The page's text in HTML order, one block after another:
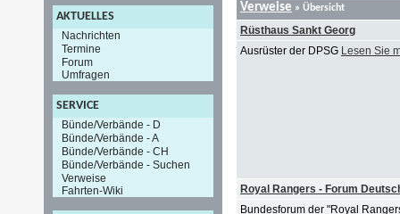
AKTUELLES
Nachrichten
Termine
Forum
Umfragen
SERVICE
Bünde/Verbände - D
Bünde/Verbände - A
Bünde/Verbände - CH
Bünde/Verbände - Suchen
Verweise
Fahrten-Wiki
Verweise » Übersicht
Rüsthaus Sankt Georg
Ausrüster der DPSG Lesen Sie
Royal Rangers - Forum
Bundesforum der "Royal